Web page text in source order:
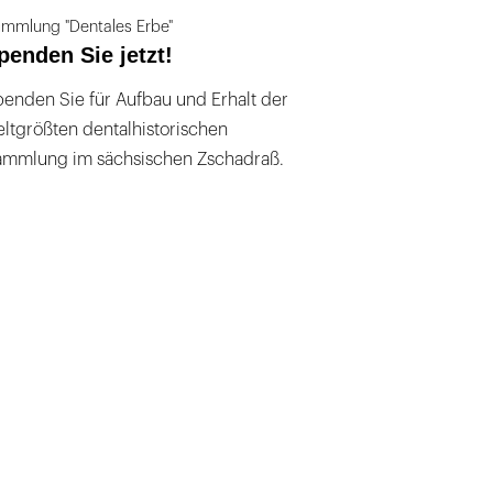
"Dentales Erbe"
Sie jetzt!
Sie für Aufbau und Erhalt der
dentalhistorischen
im sächsischen Zschadraß.